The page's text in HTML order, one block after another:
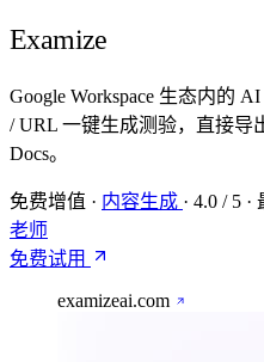
Examize
Google Workspace 生态内的
/ URL 一键生成测验，直接导
Docs。
免费增值 · 内容生成 · 4.0 / 5 ·
老师
免费试用
examizeai.com